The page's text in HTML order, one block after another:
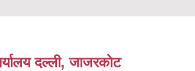
दल्ली, जाजरकाेट